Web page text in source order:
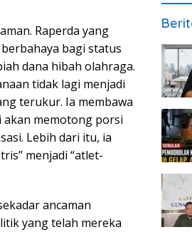
Raperda yang
bagi status
dana hibah olahraga.
tidak lagi menjadi
terukur. Ia membawa
akan memotong porsi
Lebih dari itu, ia
menjadi “atlet-
ancaman
yang telah mereka